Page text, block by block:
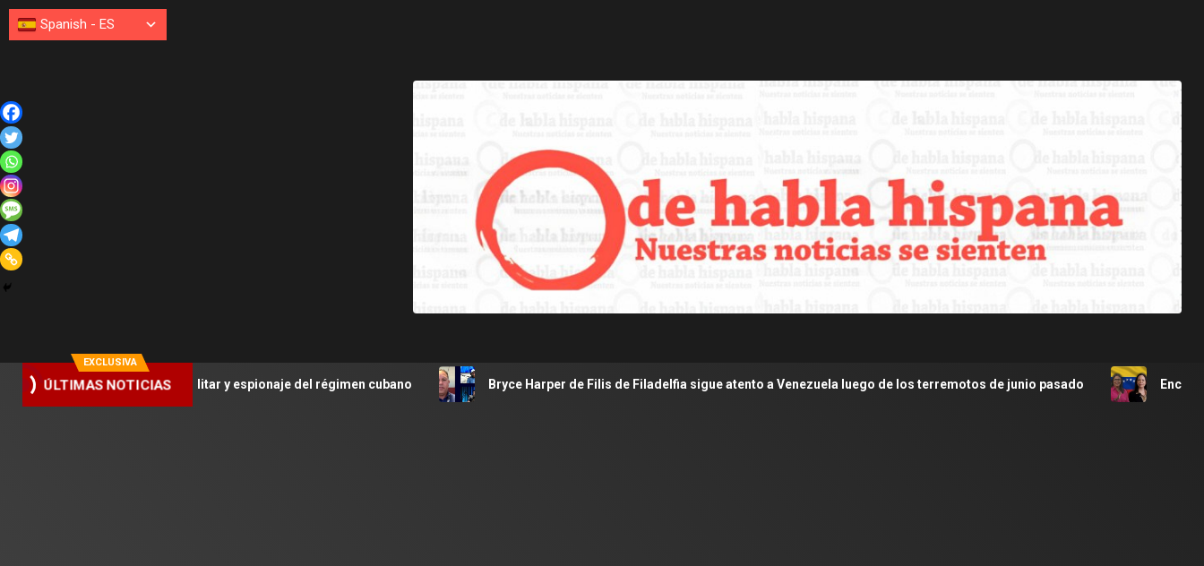
EXCLUSIVA
ÚLTIMAS NOTICIAS
adquisición militar y espionaje del régimen cubano Bryce Harper de Filis de Filadelfia sigue atento a Venezuela luego de los terremotos de junio pasado Encuesta AtlasIntel
Spanish - ES